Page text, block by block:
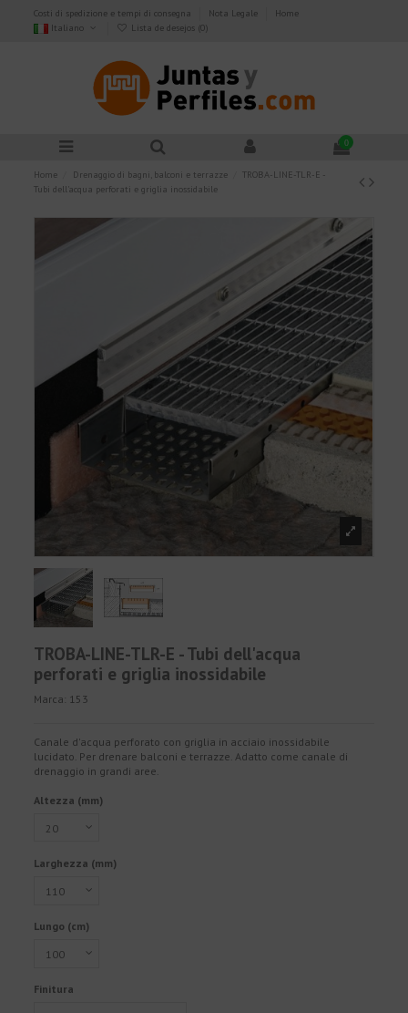
Costi di spedizione e tempi di consegna Nota Legale
Home
Italiano
Lista de desejos (0)
0
Home Drenaggio di bagni, balconi e terrazze
TROBA-LINE-TLR-E -
Tubi dell'acqua perforati e griglia inossidabile
TROBA-LINE-TLR-E - Tubi dell'acqua
perforati e griglia inossidabile
Marca: 153
Canale d'acqua perforato con griglia in acciaio inossidabile
lucidato. Per drenare balconi e terrazze. Adatto come canale di
drenaggio in grandi aree.
Altezza (mm)
Larghezza (mm)
Lungo (cm)
Finitura